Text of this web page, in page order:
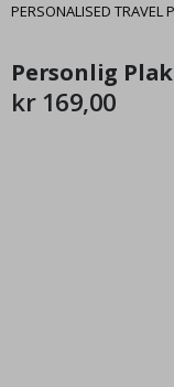
PERSONALISED TRAVEL
Andre
produkter
Gå
til
slutten
Gå
til
begynnelsen
Personlig
kr 169,00